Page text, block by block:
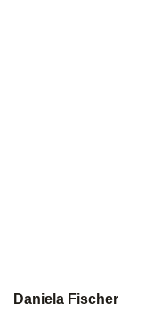
Daniela Fischer